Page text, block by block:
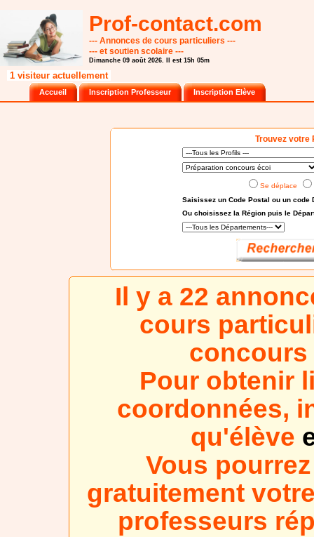
Prof-contact.com
--- Annonces de cours particuliers ---
--- et soutien scolaire ---
Dimanche 09 août 2026. Il est 15h 05m
1 visiteur actuellement
Accueil Inscription Professeur Inscription Elève
Trouvez votre
Se déplace
Saisissez un Code Postal ou un code
Ou choisissezla Région puis le
Il y a 22
cours
concours
Pour obtenir
coordonnées,
qu'élève
Vous
gratuitement
professeurs